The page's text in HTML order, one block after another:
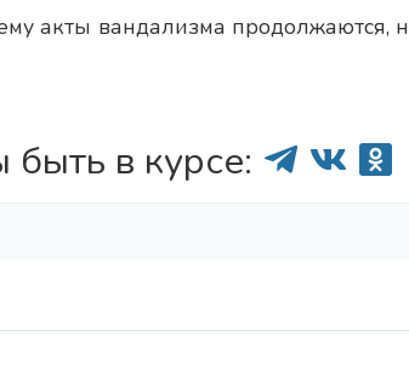
акты вандализма продолжаются,
в курсе: